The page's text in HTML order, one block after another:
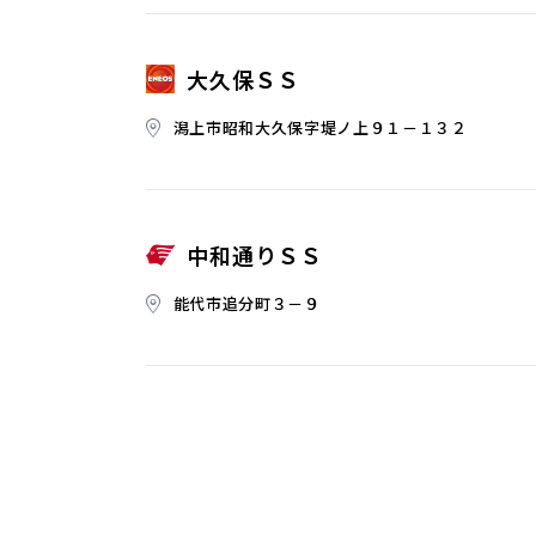
大久保ＳＳ
潟上市昭和大久保字堤ノ上９１－１３２
中和通りＳＳ
能代市追分町３－９